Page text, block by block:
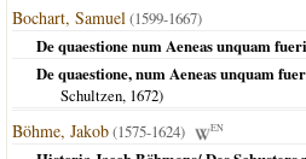
Bochart, Samuel(1599-1667)
De quaestione num Aeneas unquam
De quaestione, num Aeneas unquam
Schultzen, 1672)
Böhme, Jakob(1575-1624) EN